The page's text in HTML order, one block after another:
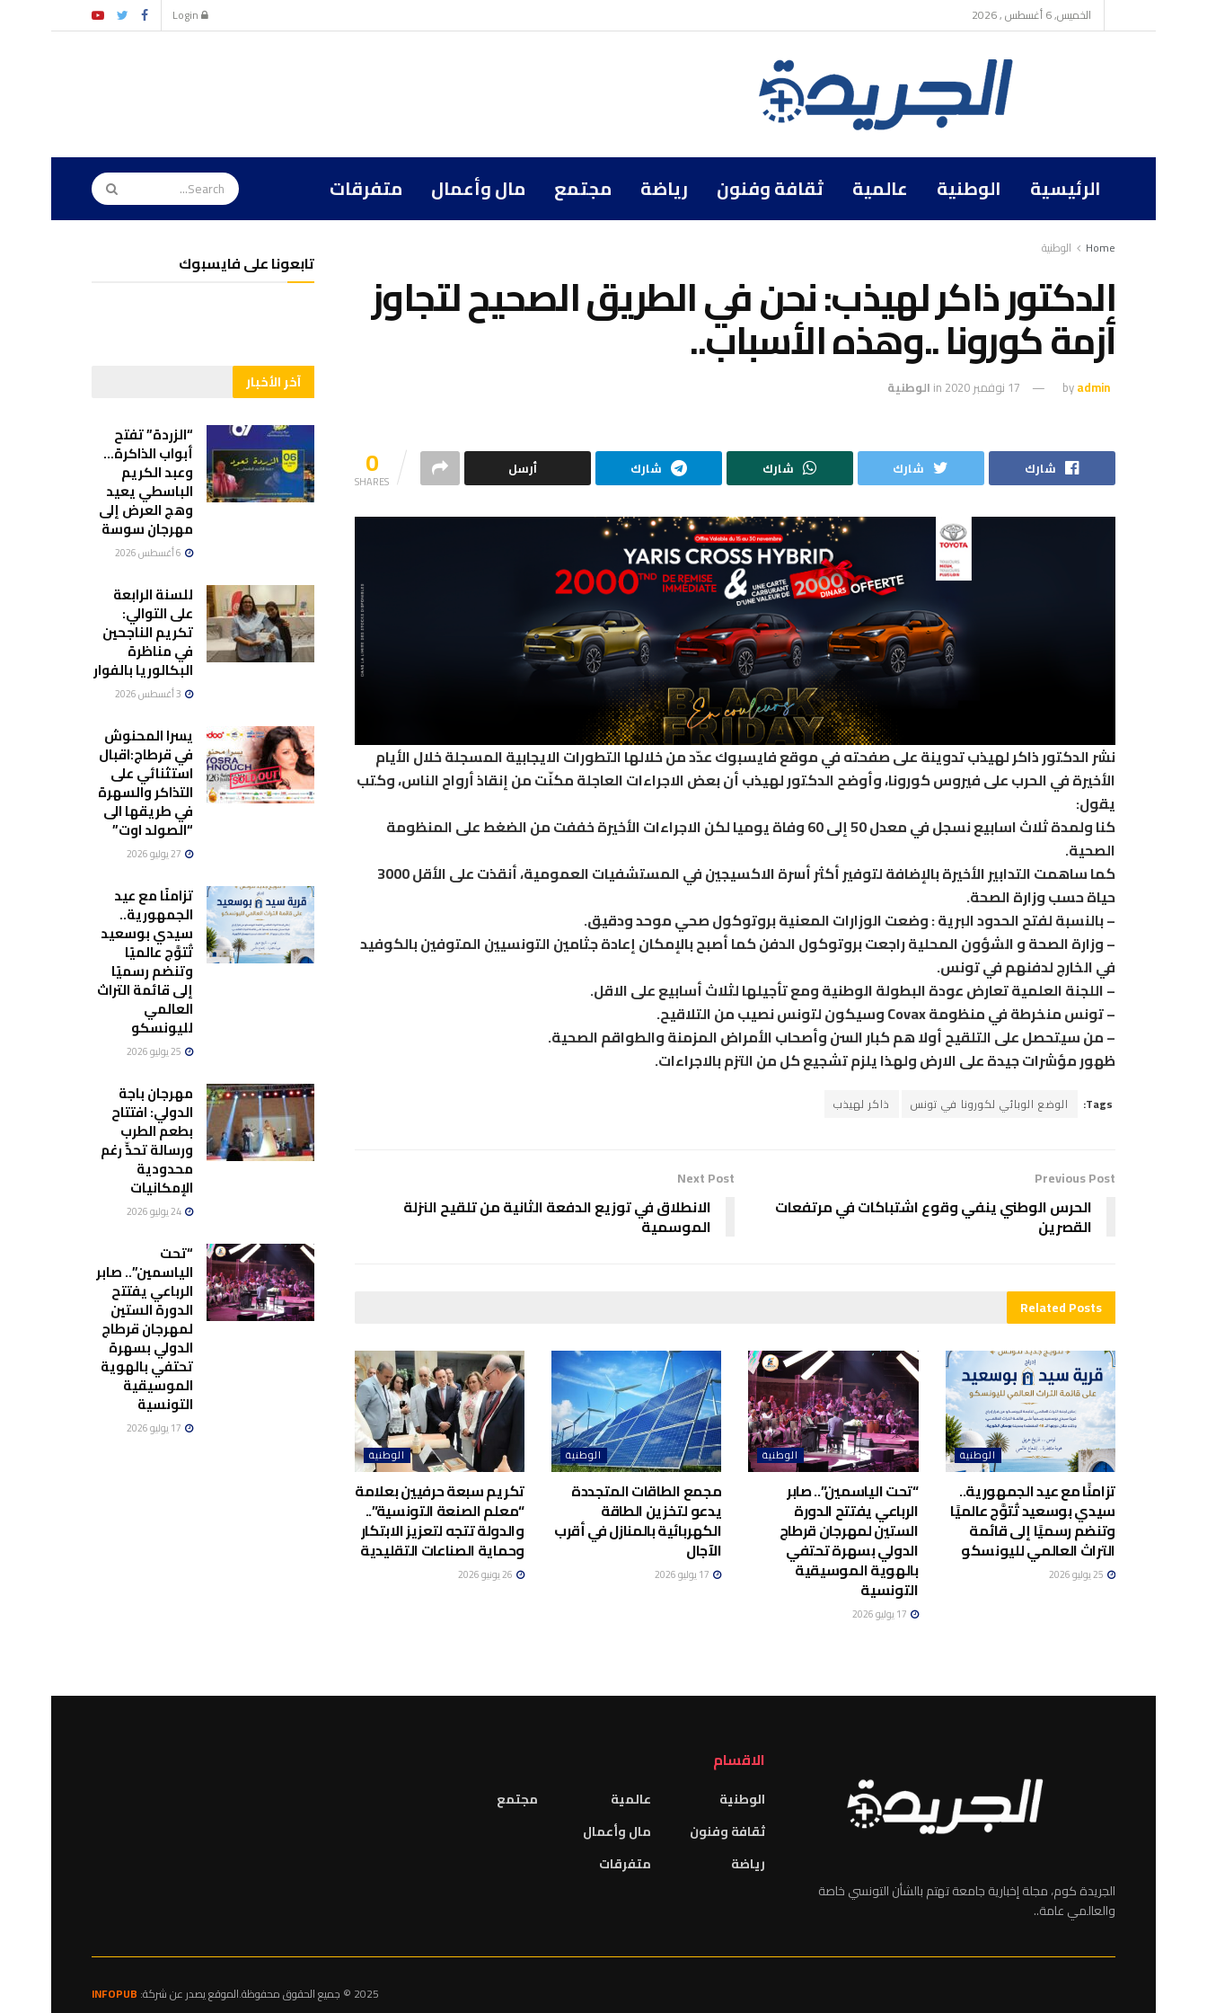
الخميس, 6 أغسطس , 2026
الرئيسية الوطنية عالمية ثقافة وفنون رياضة مجتمع مال وأعمال متفرقات
Home الوطنية
الدكتور ذاكر لهيذب: نحن في الطريق الصحيح لتجاوز
أزمة كورونا ..وهذه الأسباب..
byadmin 17 نوفمبر 2020 in الوطنية
0
SHARES
شارك شارك شارك شارك أرسل
نشر الدكتور ذاكر لهيذب تدوينة على صفحته في موقع فايسبوك عدّد من خلالها التطورات الايجابية المسجلة خلال الأيام
الأخيرة في الحرب على فيروس كورونا، وأوضح الدكتور لهيذب أن بعض الاجراءات العاجلة مكنّت من إنقاذ أرواح الناس، وكتب
يقول:
كنا ولمدة ثلاث اسابيع نسجل في معدل 50 إلى 60 وفاة يوميا لكن الاجراءات الأخيرة خففت من الضغط على المنظومة
الصحية.
كما ساهمت التدابير الأخيرة بالإضافة لتوفير أكثر أسرة الاكسيجين في المستشفيات العمومية، أنقذت على الأقل 3000
حياة حسب وزارة الصحة.
– بالنسبة لفتح الحدود البرية : وضعت الوزارات المعنية بروتوكول صحي موحد ودقيق.
– وزارة الصحة و الشؤون المحلية راجعت بروتوكول الدفن كما أصبح بالإمكان إعادة جثامين التونسيين المتوفين بالكوفيد
في الخارج لدفنهم في تونس.
– اللجنة العلمية تعارض عودة البطولة الوطنية ومع تأجيلها لثلاث أسابيع على الاقل.
– تونس منخرطة في منظومة Covax وسيكون لتونس نصيب من التلاقيح.
– من سيتحصل على التلقيح أولا هم كبار السن وأصحاب الأمراض المزمنة والطواقم الصحية.
ظهور مؤشرات جيدة على الارض ولهذا يلزم تشجيع كل من التزم بالاجراءات.
Tags: الوضع الوبائي لكورونا في تونس ذاكر لهيذب
Previous Post
الحرس الوطني ينفي وقوع اشتباكات في مرتفعات
القصرين
Next Post
الانطلاق في توزيع الدفعة الثانية من تلقيح النزلة
الموسمية
RelatedPosts
الوطنية
تزامنًا مع عيد الجمهورية..
سيدي بوسعيد تُتوَّج عالميًا
وتنضم رسميًا إلى قائمة
التراث العالمي لليونسكو
الوطنية
“تحت الياسمين”.. صابر
الرباعي يفتتح الدورة
الستين لمهرجان قرطاج
الدولي بسهرة تحتفي
بالهوية الموسيقية
التونسية
الوطنية
مجمع الطاقات المتجددة
يدعو لتخزين الطاقة
الكهربائية بالمنازل في أقرب
الآجال
الوطنية
تكريم سبعة حرفيين بعلامة
“معلم الصنعة التونسية”..
والدولة تتجه لتعزيز الابتكار
وحماية الصناعات التقليدية
تابعونا على فايسبوك
آخر الأخبار
“الزردة” تفتح
أبواب الذاكرة…
وعبد الكريم
الباسطي يعيد
وهج العرض إلى
مهرجان سوسة
للسنة الرابعة
على التوالي:
تكريم الناجحين
في مناظرة
البكالوريا بالفوار
يسرا المحنوش
في قرطاج:اقبال
استثنائي على
التذاكر والسهرة
في طريقها الى
“الصولد اوت”
تزامنًا مع عيد
الجمهورية..
سيدي بوسعيد
تُتوَّج عالميًا
وتنضم رسميًا
إلى قائمة التراث
العالمي
لليونسكو
مهرجان باجة
الدولي: افتتاح
بطعم الطرب
ورسالة تحدٍّ رغم
محدودية
الإمكانيات
24 يوليو 2026
“تحت
الياسمين”.. صابر
الرباعي يفتتح
الدورة الستين
لمهرجان قرطاج
الدولي بسهرة
تحتفي بالهوية
الموسيقية
التونسية
الجريدة كوم، مجلة إخبارية جامعة تهتم بالشأن التونسي خاصة
والعالمي عامة..
الاقسام
الوطنية
ثقافة وفنون
رياضة
عالمية
مال وأعمال
متفرقات
مجتمع
2025 © جميع الحقوق محفوظة.الموقع يصدر عن شركة: INFOPUB